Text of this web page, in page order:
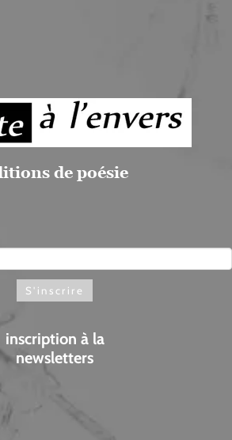
de poésie
inscription à la
newsletters